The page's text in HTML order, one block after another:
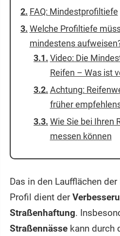
FAQ: Mindestprofiltiefe
Welche Profiltiefe
mindestens
Video: Die
Reifen – Was ist
Achtung:
früher
Wie Sie bei Ihren
messen können
Das in den Laufflächen
Profil dient der
Straßenhaftung.
Straßennässe kann durch